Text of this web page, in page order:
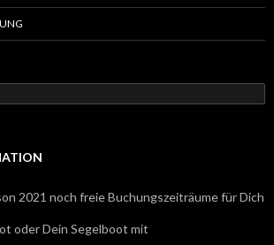
2021 noch freie Buchungszeiträume für Dich
oder Dein Segelboot mit